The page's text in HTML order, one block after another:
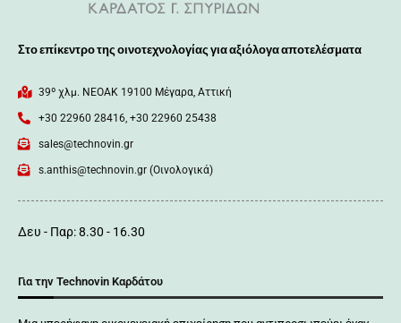
Στο επίκεντρο της οινοτεχνολογίας για αξιόλογα αποτελέσματα
39º χλμ. ΝΕΟΑΚ 19100 Mέγαρα, Αττική
+30 22960 28416, +30 22960 25438
sales@technovin.gr
s.anthis@technovin.gr (Οινολογικά)
Δευ - Παρ: 8.30 - 16.30
Για την Technovin Καρδάτου